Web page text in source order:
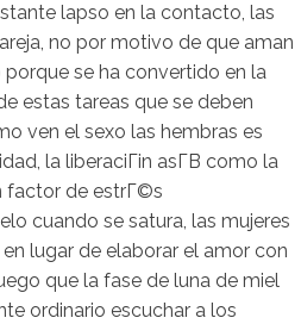
lapso en la contacto, las
no por motivo de que aman
se ha convertido en la
estas tareas que se deben
ven el sexo las hembras es
la liberaciГіn asГ­В­ como la
factor de estrГ©s
cuando se satura, las mujeres
lugar de elaborar el amor con
que la fase de luna de miel
ordinario escuchar a los